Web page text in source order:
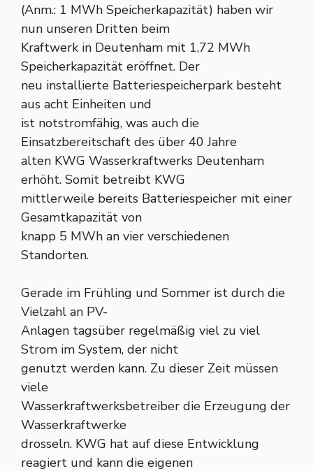
(Anm.: 1 MWh Speicherkapazität) haben wir
nun unseren Dritten beim
Kraftwerk in Deutenham mit 1,72 MWh
Speicherkapazität eröffnet. Der
neu installierte Batteriespeicherpark besteht
aus acht Einheiten und
ist notstromfähig, was auch die
Einsatzbereitschaft des über 40 Jahre
alten KWG Wasserkraftwerks Deutenham
erhöht. Somit betreibt KWG
mittlerweile bereits Batteriespeicher mit einer
Gesamtkapazität von
knapp 5 MWh an vier verschiedenen
Standorten.
Gerade im Frühling und Sommer ist durch die
Vielzahl an PV-
Anlagen tagsüber regelmäßig viel zu viel
Strom im System, der nicht
genutzt werden kann. Zu dieser Zeit müssen
viele
Wasserkraftwerksbetreiber die Erzeugung der
Wasserkraftwerke
drosseln. KWG hat auf diese Entwicklung
reagiert und kann die eigenen